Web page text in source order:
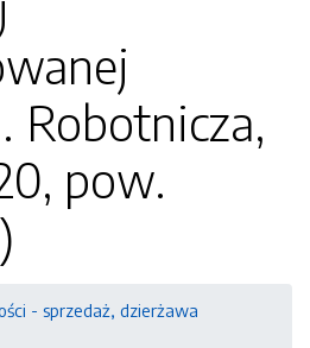
Robotnicza,
pow.
- sprzedaż, dzierżawa